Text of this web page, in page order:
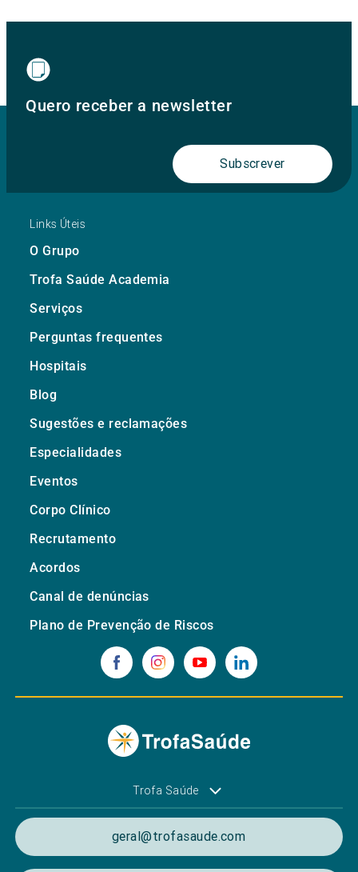
Quero receber a newsletter
Subscrever
Links Úteis
O Grupo
Trofa Saúde Academia
Serviços
Perguntas frequentes
Hospitais
Blog
Sugestões e reclamações
Especialidades
Eventos
Corpo Clínico
Recrutamento
Acordos
Canal de denúncias
Plano de Prevenção de Riscos
Trofa Saúde
geral@trofasaude.com